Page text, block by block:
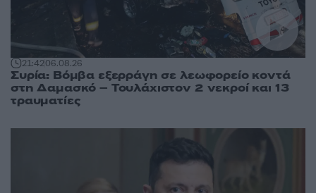
21:4206.08.26
Συρία: Βόμβα εξερράγη σε λεωφορείο κοντά
στη Δαμασκό – Τουλάχιστον 2 νεκροί και 13
τραυματίες